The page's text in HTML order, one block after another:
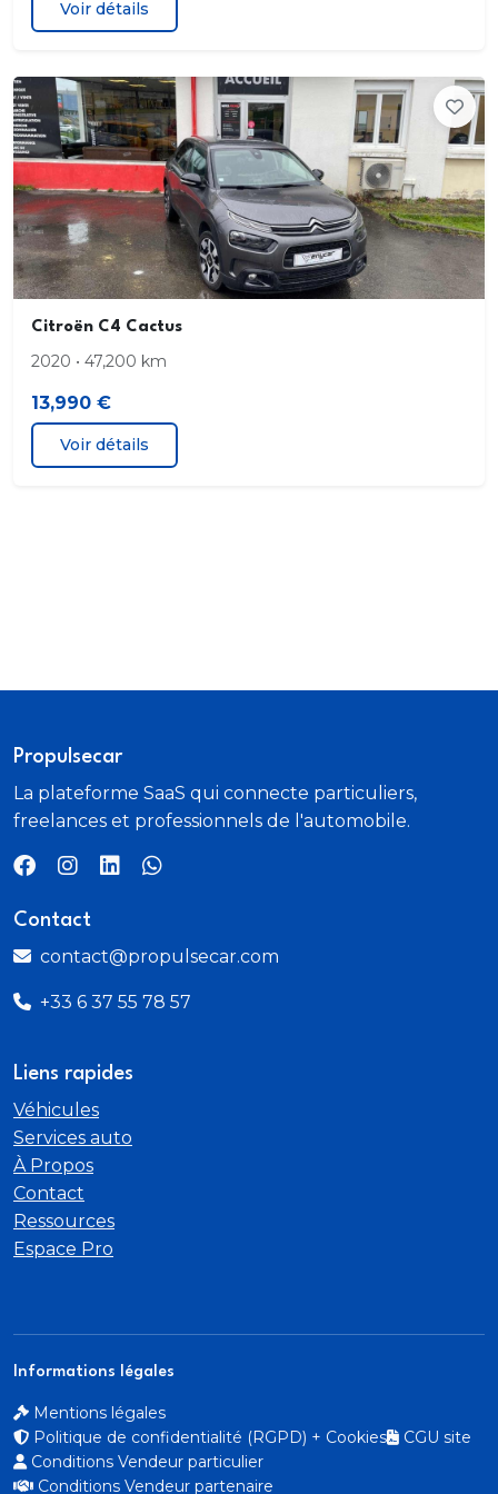
Rétroviseurs extérieurs électriques et chauffants
Siège conducteur avec réglage lombaire et
accoudoir
Siège conducteur réglable en hauteur
Siège passager AV escamotable
Volant mousse réglable en hauteur et en
profondeur
Voir détails
Citroën C4 Cactus
2020 • 47,200 km
13,990 €
Voir détails
Propulsecar
La plateforme SaaS qui connecte particuliers,
freelances et professionnels de l'automobile.
Contact
contact@propulsecar.com
+33 6 37 55 78 57
Liens rapides
Véhicules
Services auto
À Propos
Contact
Ressources
Espace Pro
Informations légales
Mentions légales
Politique de confidentialité (RGPD) + Cookies
CGU site
Conditions Vendeur particulier
Conditions Vendeur partenaire